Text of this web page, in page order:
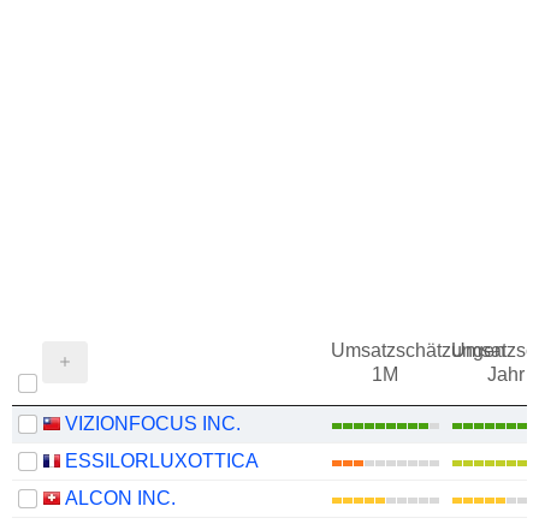
Umsatzschätzungen
1M
Jahr
VIZIONFOCUS INC.
ESSILORLUXOTTICA
ALCON INC.